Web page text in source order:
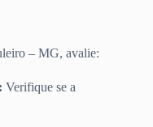
– MG, avalie:
Verifique se a